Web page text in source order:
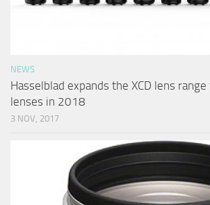
NEWS
Hasselblad expands the XCD lens
lenses in 2018
3 NOV, 2017